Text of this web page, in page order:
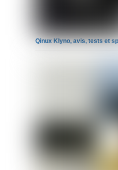
Qinux Klyno, avis, tests et